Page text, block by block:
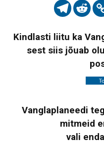
Kindlasti liitu ka
sest siis jõuab
Vanglaplaneedi
mitmeid
vali